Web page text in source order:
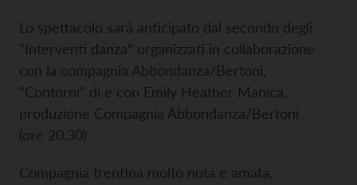
Lo spettacolo sarà anticipato dal secondo degli
“Interventi danza” organizzati in collaborazione
con la compagnia Abbondanza/Bertoni,
“Contorni” di e con Emily Heather Manica,
produzione Compagnia Abbondanza/Bertoni
(ore 20.30).
Compagnia trentina molto nota e amata,